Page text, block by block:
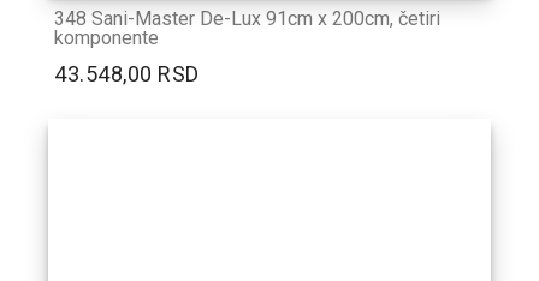
348 Sani-Master De-Lux 91cm x 200cm, četiri
komponente
43.548,00 RSD